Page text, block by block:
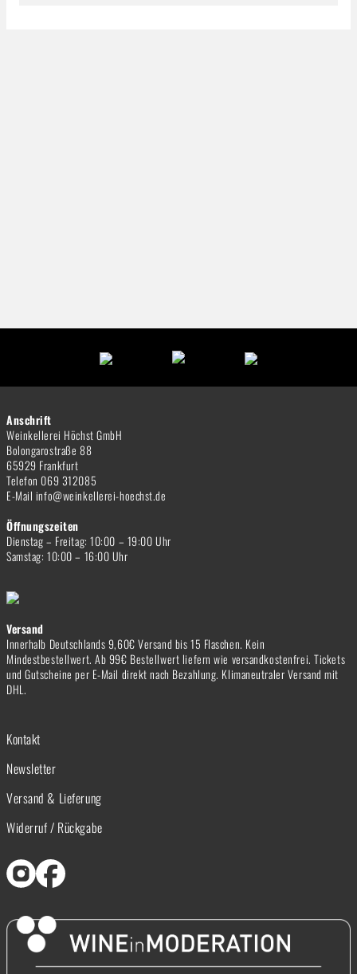
Anschrift
Weinkellerei Höchst GmbH
Bolongarostraße 88
65929 Frankfurt
Telefon 069 312085
E-Mail info@weinkellerei-hoechst.de
Öffnungszeiten
Dienstag – Freitag: 10:00 – 19:00 Uhr
Samstag: 10:00 – 16:00 Uhr
Versand
Innerhalb Deutschlands 9,60€ Versand bis 15 Flaschen. Kein
Mindestbestellwert. Ab 99€ Bestellwert liefern wie versandkostenfrei. Tickets
und Gutscheine per E-Mail direkt nach Bezahlung. Klimaneutraler Versand mit
DHL.
Kontakt
Newsletter
Versand & Lieferung
Widerruf / Rückgabe